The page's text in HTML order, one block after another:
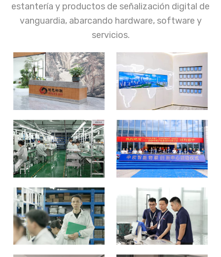
estantería y productos de señalización digital de
vanguardia, abarcando hardware, software y
servicios.